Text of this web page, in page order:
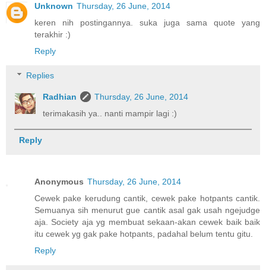
Unknown Thursday, 26 June, 2014
keren nih postingannya. suka juga sama quote yang
terakhir :)
Reply
Replies
Radhian
Thursday, 26 June, 2014
terimakasih ya.. nanti mampir lagi :)
Reply
Anonymous Thursday, 26 June, 2014
Cewek pake kerudung cantik, cewek pake hotpants cantik.
Semuanya sih menurut gue cantik asal gak usah ngejudge
aja. Society aja yg membuat sekaan-akan cewek baik baik
itu cewek yg gak pake hotpants, padahal belum tentu gitu.
Reply